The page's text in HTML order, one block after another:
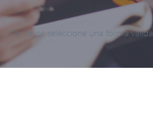
Por favor, seleccione una forma válida